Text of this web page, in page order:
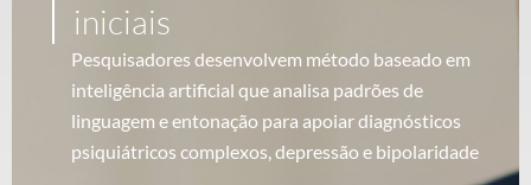
iniciais
Pesquisadores desenvolvem método baseado em
inteligência artificial que analisa padrões de
linguagem e entonação para apoiar diagnósticos
psiquiátricos complexos, depressão e bipolaridade